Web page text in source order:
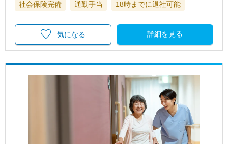
社会保険完備 通勤手当 18時までに退社可能
詳細を見る
気になる